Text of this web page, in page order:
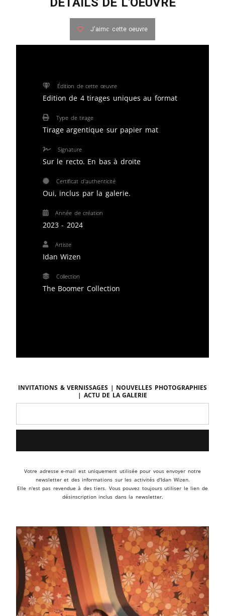
J'aime cette oeuvre
Édition de cette œuvre
Edition de 4 tirages uniques au format
Type de tirage
Tirage argentique sur papier mat
Signature
Sur le recto. En bas à droite
Certificat d'authenticité
Oui, inclus par la galerie.
Année de création
2023 - 2024
Artiste
Idan Wizen
Collection
The Boomer Collection
Invitations & vernissages | Nouvelles photographies
| Actu de la galerie
Votre adresse e-mail est uniquement utilisée pour vous envoyer notre
newsletter et des informations sur les activités d'Idan Wizen.
Elle n'est pas revendue à des tiers. Vous pouvez toujours utiliser le lien de
désinscription inclus dans la newsletter.